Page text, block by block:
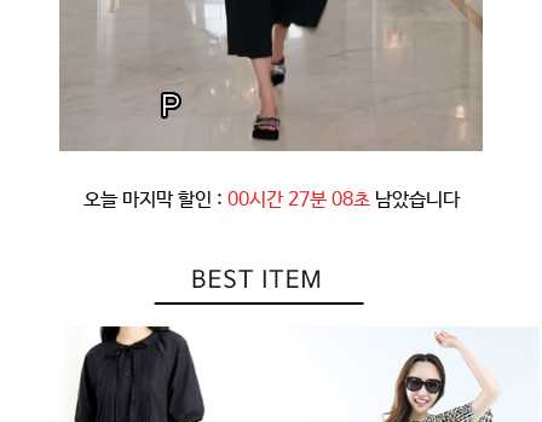
오늘 마지막 할인 : 00시간 27분 05초 남았습니다